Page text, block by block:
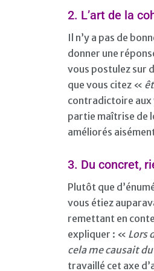
2. L’art de la
Il n’y a pas de
donner une
vous postulez sur
que vous citez «
contradictoire aux
partie maîtrise de
améliorés
3. Du concret,
Plutôt que
vous étiez
remettant en
expliquer : « Lors
cela me causait
travaillé cet axe